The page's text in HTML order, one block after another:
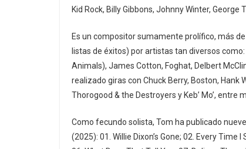
Kid Rock, Billy Gibbons, Johnny Winter,
Es un compositor sumamente prolífico, más
listas de éxitos) por artistas tan diversos
Animals), James Cotton, Foghat, Delbert
realizado giras con Chuck Berry, Boston, Hank
Thorogood & the Destroyers y Keb’ Mo’, entre
Como fecundo solista, Tom ha publicado
(2025): 01. Willie Dixon’s Gone; 02. Every Time